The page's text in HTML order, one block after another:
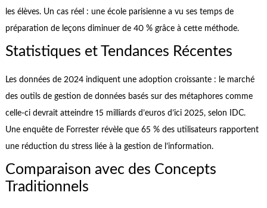
les élèves. Un cas réel : une école parisienne a vu ses temps de
préparation de leçons diminuer de 40 % grâce à cette méthode.
Statistiques et Tendances Récentes
Les données de 2024 indiquent une adoption croissante : le marché
des outils de gestion de données basés sur des métaphores comme
celle-ci devrait atteindre 15 milliards d’euros d’ici 2025, selon IDC.
Une enquête de Forrester révèle que 65 % des utilisateurs rapportent
une réduction du stress liée à la gestion de l’information.
Comparaison avec des Concepts
Traditionnels